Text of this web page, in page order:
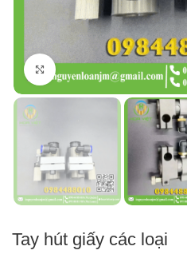
Click to enlarge
Tay hút giấy các loại